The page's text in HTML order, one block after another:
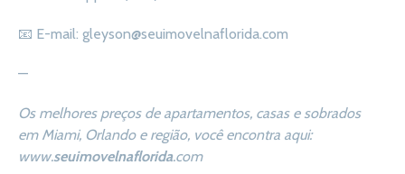
📧 E-mail: gleyson@seuimovelnaflorida.com
—
Os melhores preços de apartamentos, casas e sobrados
em Miami, Orlando e região, você encontra aqui:
www.seuimovelnaflorida.com